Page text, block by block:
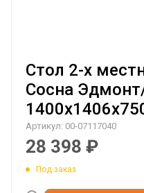
Стол 2-х
Сосна
Артикул: 00-07117040
28 398 ₽
Под заказ